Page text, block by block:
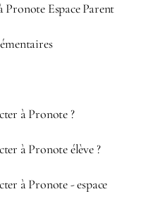
Pronote Espace Parent
à Pronote ?
à Pronote élève ?
à Pronote - espace